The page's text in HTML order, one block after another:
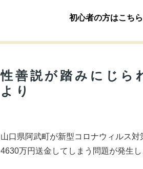
初心者の方はこちら
性善説が踏みにじら
より
山口県阿武町が新型コロナウィルス
4630万円送金してしまう問題が発生